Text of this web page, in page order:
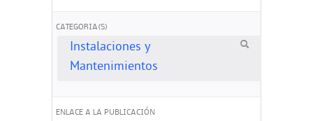
CATEGORIA(S)
Instalaciones y
Mantenimientos
ENLACE A LA PUBLICACIÓN